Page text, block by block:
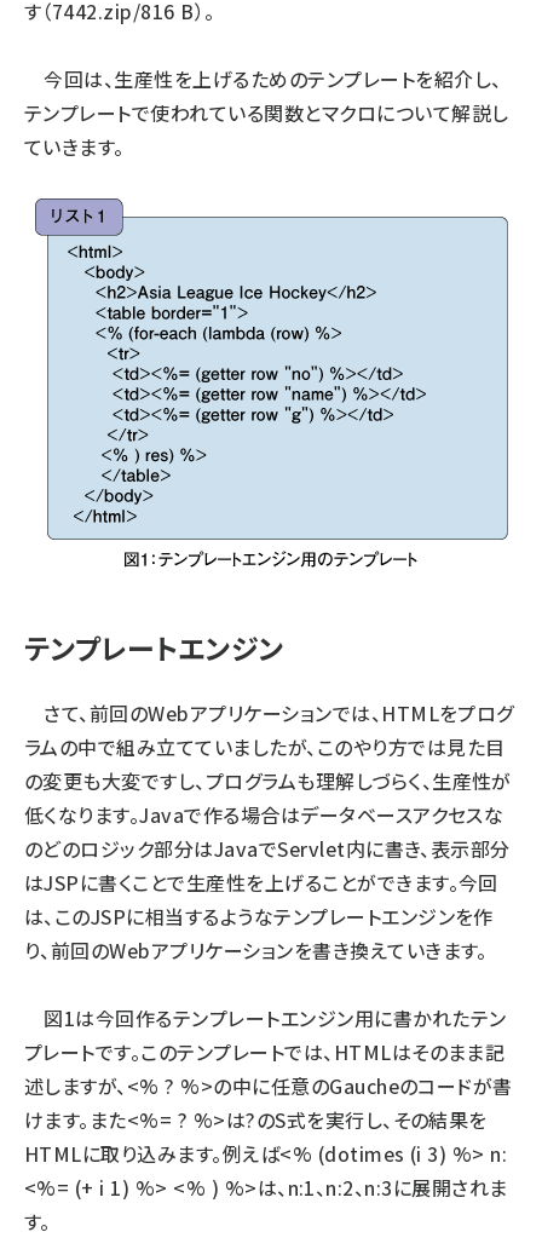
す（7442.zip/816 B）。
今回は、生産性を上げるためのテンプレートを紹介し、
テンプレートで使われている関数とマクロについて解説し
ていきます。
テンプレートエンジン
さて、前回のWebアプリケーションでは、HTMLをプログ
ラムの中で組み立てていましたが、このやり方では見た目
の変更も大変ですし、プログラムも理解しづらく、生産性が
低くなります。Javaで作る場合はデータベースアクセスな
のどのロジック部分はJavaでServlet内に書き、表示部分
はJSPに書くことで生産性を上げることができます。今回
は、このJSPに相当するようなテンプレートエンジンを作
り、前回のWebアプリケーションを書き換えていきます。
図1は今回作るテンプレートエンジン用に書かれたテン
プレートです。このテンプレートでは、HTMLはそのまま記
述しますが、<% ? %>の中に任意のGaucheのコードが書
けます。また<%= ? %>は?のS式を実行し、その結果を
HTMLに取り込みます。例えば<% (dotimes (i 3) %> n:
<%= (+ i 1) %> <% ) %>は、n:1、n:2、n:3に展開されま
す。